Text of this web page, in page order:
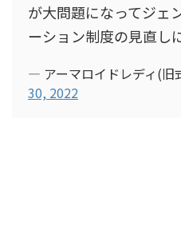
が大問題になってジェ
ーション制度の見直し
— アーマロイドレディ(旧
30, 2022